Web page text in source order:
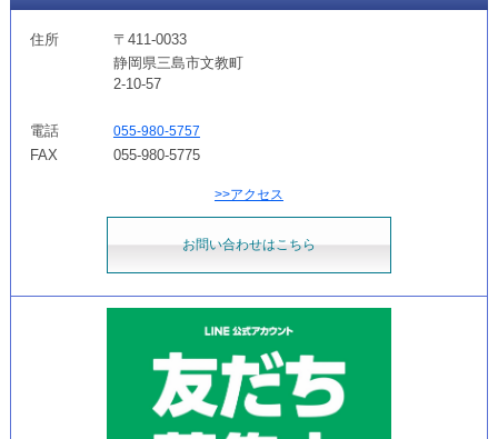
住所
〒411-0033
静岡県三島市文教町
2-10-57
電話 055-980-5757
FAX 055-980-5775
>>アクセス
お問い合わせはこちら